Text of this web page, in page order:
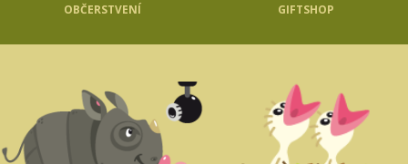
OBČERSTVENÍ GIFTSHOP